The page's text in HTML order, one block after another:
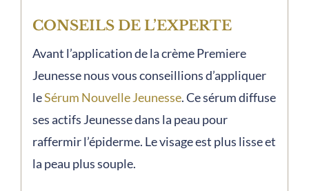
CONSEILS DE L’EXPERTE
Avant l’application de la crème Premiere
Jeunesse nous vous conseillions d’appliquer
leSérum Nouvelle Jeunesse. Ce sérum diffuse
ses actifs Jeunesse dans la peau pour
raffermir l’épiderme. Le visage est plus lisse et
la peau plus souple.